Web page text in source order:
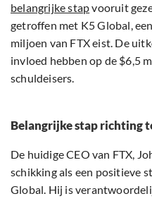
belangrijke stapvooruit
getroffen met K5 Global,
miljoen van FTX eist. De
invloed hebben op de $6,5
schuldeisers.
Belangrijke stap richting
De huidige CEO van FTX,
schikking als een positieve
Global. Hij is